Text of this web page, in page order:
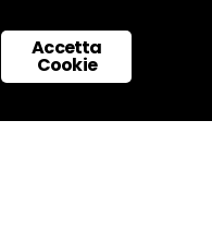
SUPPORTO & CONTATTI
Accetta
Cookie